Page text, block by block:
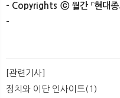
- Copyrights ⓒ 월간 「현대종
-​ ​
[관련기사]
정치와 이단 인사이트(1)